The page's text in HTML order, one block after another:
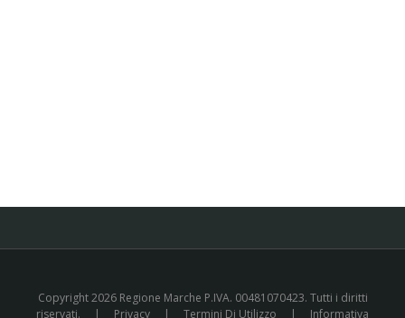
Copyright 2026 Regione Marche P.IVA. 00481070423. Tutti i diritti
riservati.
| Privacy | Termini Di Utilizzo | Informativa